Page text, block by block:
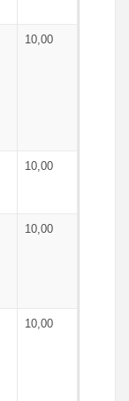
10,00
10,00
10,00
10,00